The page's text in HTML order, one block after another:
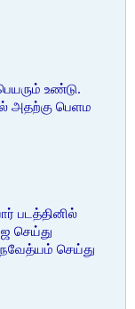
உண்டு.
அதற்கு பெளம
படத்தினில்
செய்து
செய்து